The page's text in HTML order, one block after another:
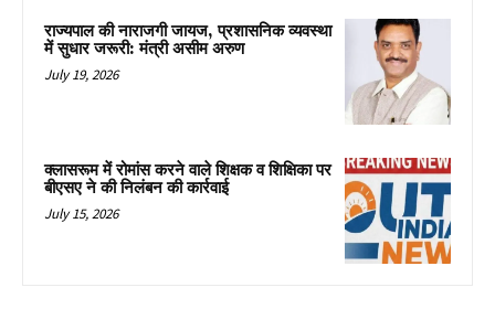
राज्यपाल की नाराजगी जायज, प्रशासनिक व्यवस्था
में सुधार जरूरी: मंत्री असीम अरुण
July 19, 2026
क्लासरूम में रोमांस करने वाले शिक्षक व शिक्षिका पर
बीएसए ने की निलंबन की कार्रवाई
July 15, 2026